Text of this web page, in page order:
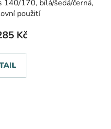
140/170, bílá/šedá/černá,
použití
Kč